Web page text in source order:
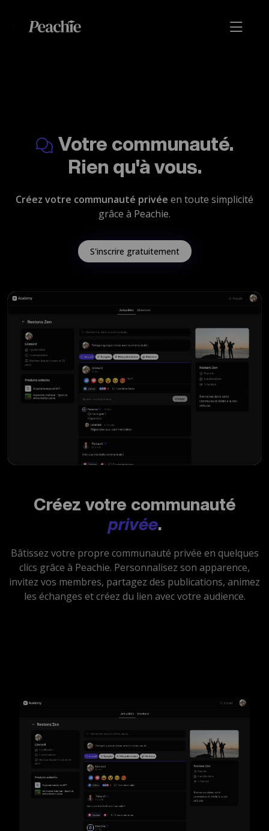
Votre communauté.
Rien qu'à vous.
Créez votre communauté privée en toute simplicité
grâce à Peachie.
S'inscrire gratuitement
Créez votre communauté
privée.
Bâtissez votre propre communauté privée en quelques
clics grâce à Peachie. Personnalisez son apparence,
invitez vos membres, partagez des publications, animez
les échanges et créez du lien avec votre audience.